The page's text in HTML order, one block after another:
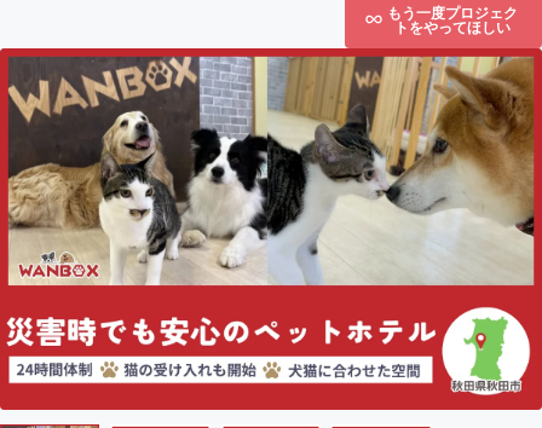
もう一度プロジェク
トをやってほしい